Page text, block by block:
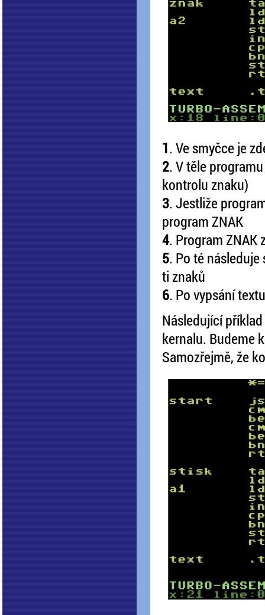
1. Ve smyčce je
2. V těle
kontrolu znaku)
3. Jestliže
program ZNAK
4. Program ZNAK
5. Po té následuje
ti znaků
6. Po vypsání
Následující
kernalu. Budeme
Samozřejmě, že